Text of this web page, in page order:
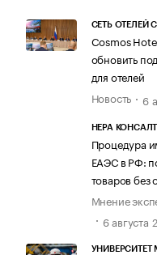
СЕТЬ ОТЕЛЕЙ
Cosmos
обновить
для отелей
Новость
6
НЕРА КОНСАЛТ
Процедура
ЕАЭС в РФ:
товаров без
Мнение
6 августа
УНИВЕРСИТЕТ